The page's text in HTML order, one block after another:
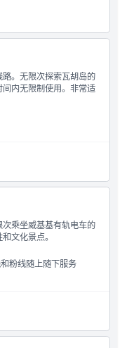
。无限次探索瓦胡岛的
内无限制使用。非常适
乘坐威基基有轨电车的
文化景点。
粉线随上随下服务